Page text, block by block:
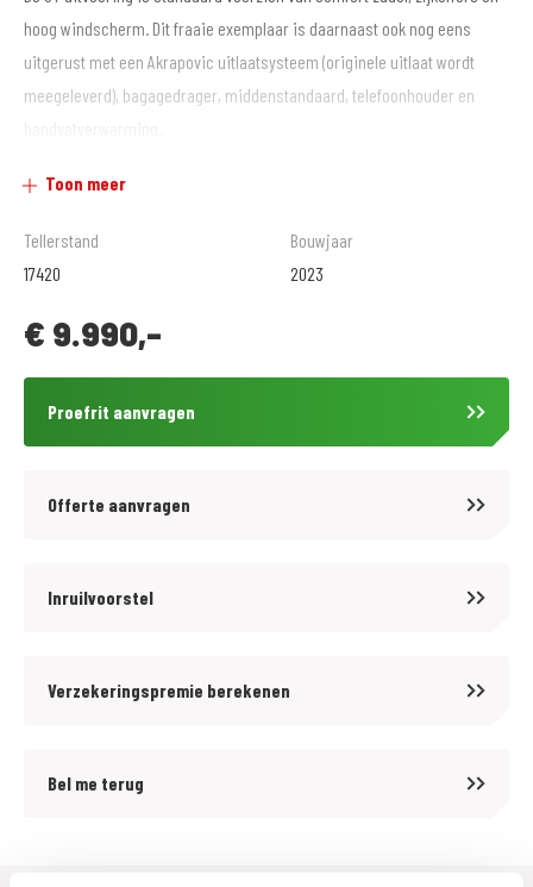
hoog windscherm. Dit fraaie exemplaar is daarnaast ook nog eens
uitgerust met een Akrapovic uitlaatsysteem (originele uitlaat wordt
meegeleverd), bagagedrager, middenstandaard, telefoonhouder en
Klaar voor een mooie rit!
www.motoport.nl/goes
Nobelweg 4, 4462 GK, Goes
Voor meer motoren en scooters (400 stuks) zie onze website
Voor kwaliteit en betrouwbaarheid bent u al meer dan 65 jaar aan het
Voor aankoop en onderhoud van motoren en scooters, aanschaf van
Toon meer
Tellerstand
17420
Bouwjaar
2023
€ 9.990,-
Proefrit aanvragen
Offerte aanvragen
Inruilvoorstel
Verzekeringspremie berekenen
Bel me terug